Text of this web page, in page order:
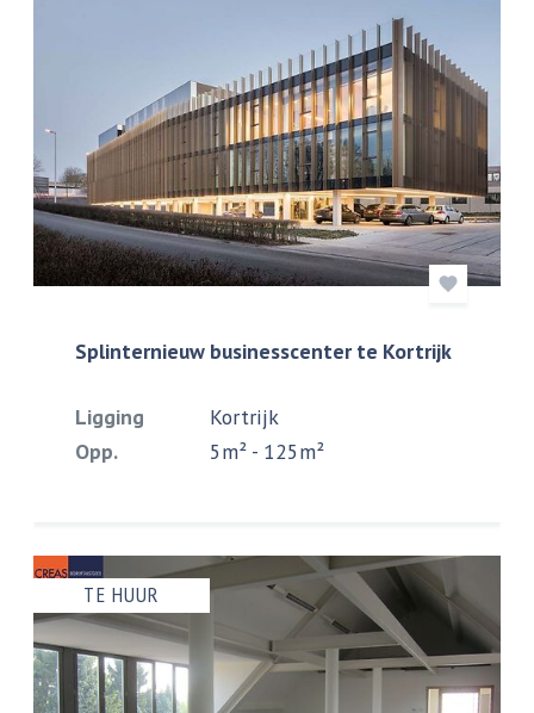
Splinternieuw businesscenter te Kortrijk
Ligging
Kortrijk
Opp.
5m² - 125m²
TE HUUR